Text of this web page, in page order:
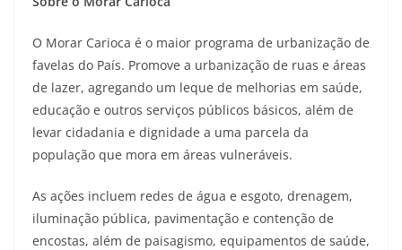
O Morar Carioca é o maior programa de urbanização de
favelas do País. Promove a urbanização de ruas e áreas
de lazer, agregando um leque de melhorias em saúde,
educação e outros serviços públicos básicos, além de
levar cidadania e dignidade a uma parcela da
população que mora em áreas vulneráveis.
As ações incluem redes de água e esgoto, drenagem,
iluminação pública, pavimentação e contenção de
encostas, além de paisagismo, equipamentos de saúde,